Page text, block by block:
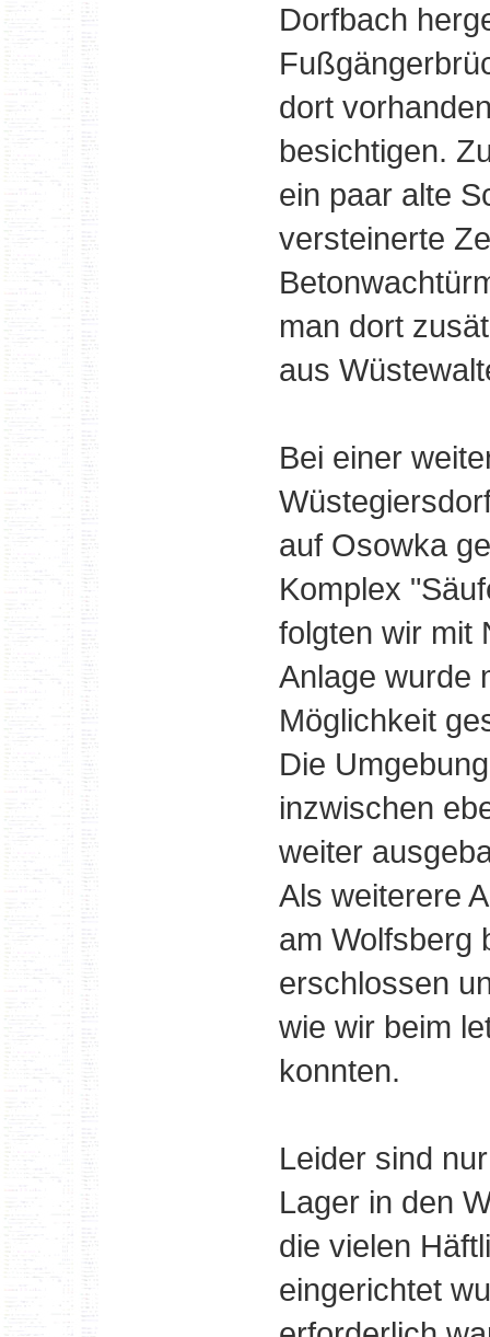
Dorfbach
dort
besichtigen.
ein paar alte
versteinerte
man dort
aus
Bei einer
auf Osowka
Komplex
folgten wir mit
Anlage wurde
Möglichkeit
Die
inzwischen
weiter
Als weiterere
am Wolfsberg
erschlossen
wie wir beim
konnten.
Leider sind
Lager in den
die vielen
eingerichtet